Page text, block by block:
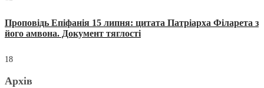
Проповідь Епіфанія 15 липня: цитата Патріарха Філарета з
його амвона. Документ тяглості
18
Архів